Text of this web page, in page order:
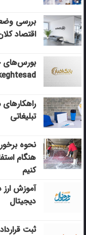
بررسی
اقتصاد
بورس‌های
تبلیغاتی
نحوه
هنگام
کنیم
آموزش ارز
دیجیتال
ثبت